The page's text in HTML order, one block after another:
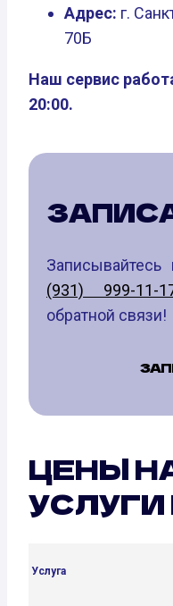
Адрес: г.
70Б
Наш сервис
20:00.
(931) 999-11-
обратной связи!
ЦЕНЫ
УСЛУГИ
Услуга